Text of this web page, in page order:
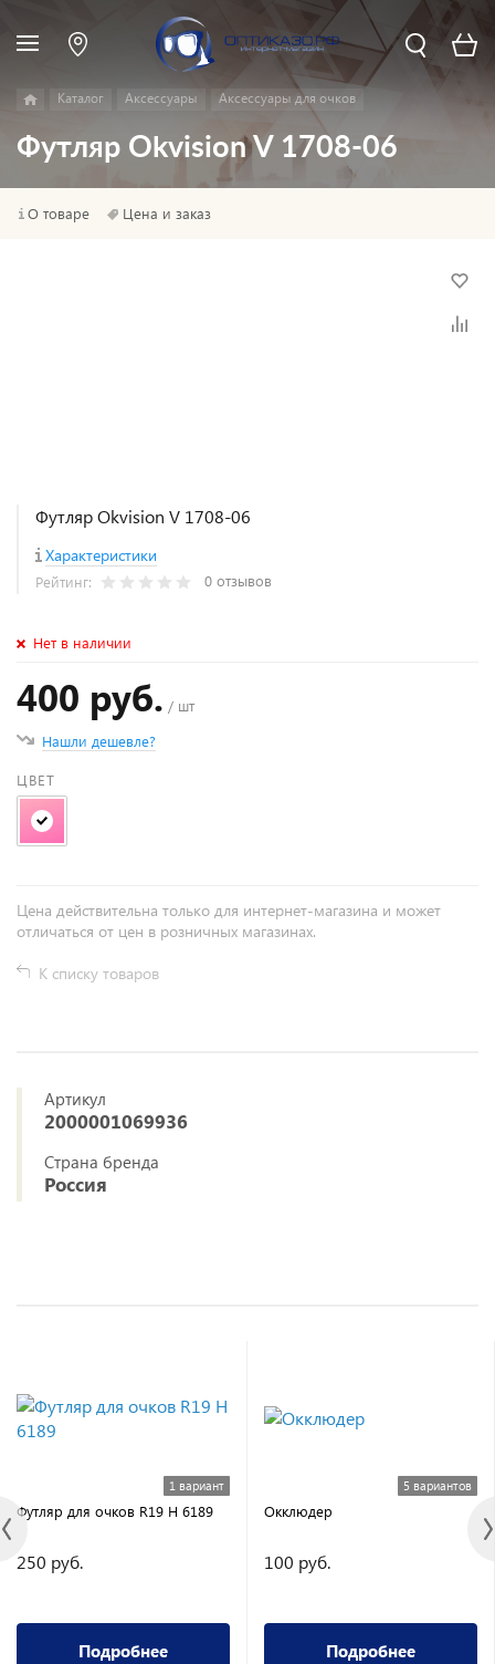
Каталог Аксессуары Аксессуары для очков
Футляр Okvision V 1708-06
О товаре Цена и заказ
Футляр Okvision V 1708-06
Характеристики
Рейтинг: 0 отзывов
Нет в наличии
400 руб. / шт
Нашли дешевле?
ЦВЕТ
Цена действительна только для интернет-магазина и может
отличаться от цен в розничных магазинах.
К списку товаров
Артикул
2000001069936
Страна бренда
Россия
1 вариант
Футляр для очков R19 H 6189
250 руб.
Подробнее
5 вариантов
Окклюдер
100 руб.
Подробнее